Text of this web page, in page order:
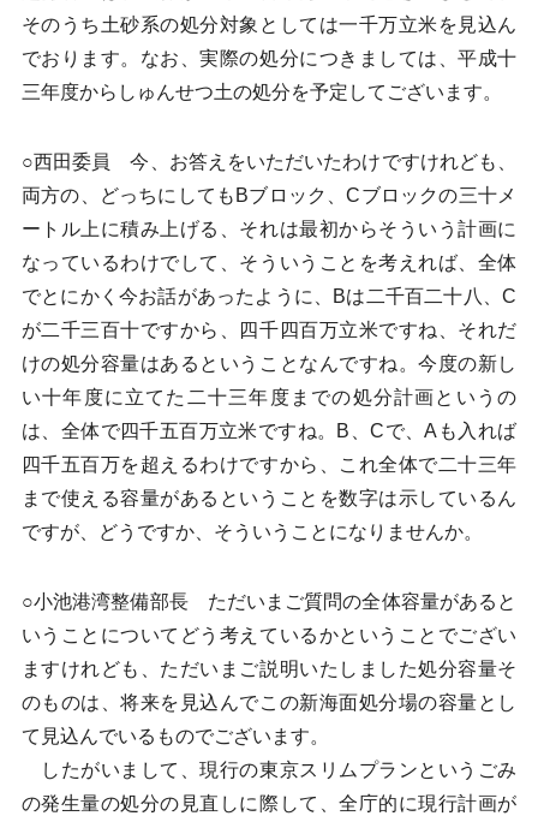
そのうち土砂系の処分対象としては一千万立米を見込ん
でおります。なお、実際の処分につきましては、平成十
三年度からしゅんせつ土の処分を予定してございます。
○西田委員 今、お答えをいただいたわけですけれども、
両方の、どっちにしてもBブロック、Cブロックの三十メ
ートル上に積み上げる、それは最初からそういう計画に
なっているわけでして、そういうことを考えれば、全体
でとにかく今お話があったように、Bは二千百二十八、C
が二千三百十ですから、四千四百万立米ですね、それだ
けの処分容量はあるということなんですね。今度の新し
い十年度に立てた二十三年度までの処分計画というの
は、全体で四千五百万立米ですね。B、Cで、Aも入れば
四千五百万を超えるわけですから、これ全体で二十三年
まで使える容量があるということを数字は示しているん
ですが、どうですか、そういうことになりませんか。
○小池港湾整備部長 ただいまご質問の全体容量があると
いうことについてどう考えているかということでござい
ますけれども、ただいまご説明いたしました処分容量そ
のものは、将来を見込んでこの新海面処分場の容量とし
て見込んでいるものでございます。
したがいまして、現行の東京スリムプランというごみ
の発生量の処分の見直しに際して、全庁的に現行計画が